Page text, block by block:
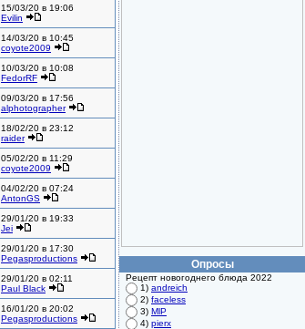
15/03/20 в 19:06
Evilin
14/03/20 в 10:45
coyote2009
10/03/20 в 10:08
FedorRF
09/03/20 в 17:56
alphotographer
18/02/20 в 23:12
raider
05/02/20 в 11:29
coyote2009
04/02/20 в 07:24
AntonGS
29/01/20 в 19:33
Jei
29/01/20 в 17:30
Pegasproductions
29/01/20 в 02:11
Paul Black
16/01/20 в 20:02
Pegasproductions
Опросы
Рецепт новогоднего блюда 2022
1) andreich
2) faceless
3) MlP
4) pierx